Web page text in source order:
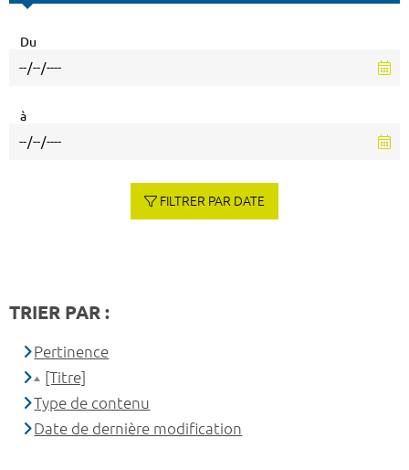
Du
à
FILTRER PAR DATE
TRIER PAR :
Pertinence
[Titre]
Type de contenu
Date de dernière modification